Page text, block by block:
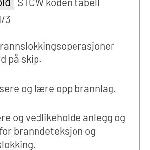
3
på skip.
og lære opp brannlag.
og vedlikeholde anlegg og
branndeteksjon og